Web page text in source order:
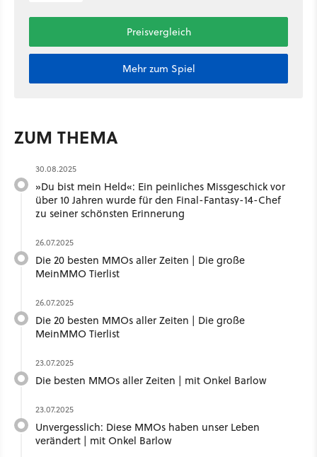
Preisvergleich
Mehr zum Spiel
ZUM THEMA
30.08.2025
»Du bist mein Held«: Ein peinliches Missgeschick vor
über 10 Jahren wurde für den Final-Fantasy-14-Chef
zu seiner schönsten Erinnerung
26.07.2025
Die 20 besten MMOs aller Zeiten | Die große
MeinMMO Tierlist
26.07.2025
Die 20 besten MMOs aller Zeiten | Die große
MeinMMO Tierlist
23.07.2025
Die besten MMOs aller Zeiten | mit Onkel Barlow
23.07.2025
Unvergesslich: Diese MMOs haben unser Leben
verändert | mit Onkel Barlow